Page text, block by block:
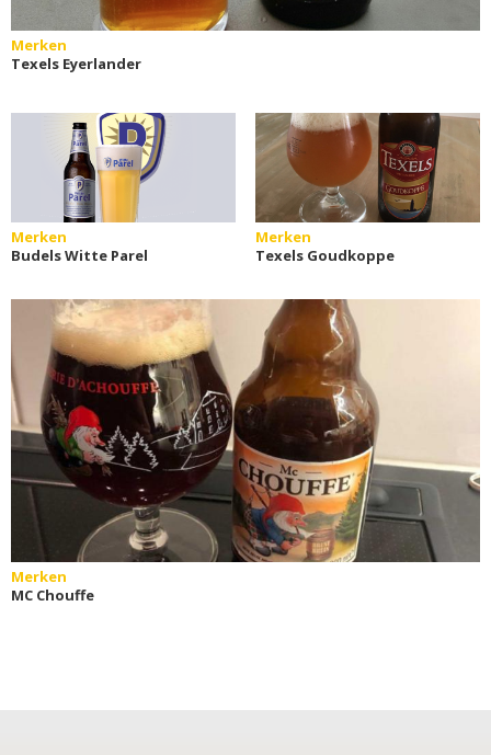
Merken
Texels Eyerlander
Merken
Budels Witte Parel
Merken
Texels Goudkoppe
Merken
MC Chouffe